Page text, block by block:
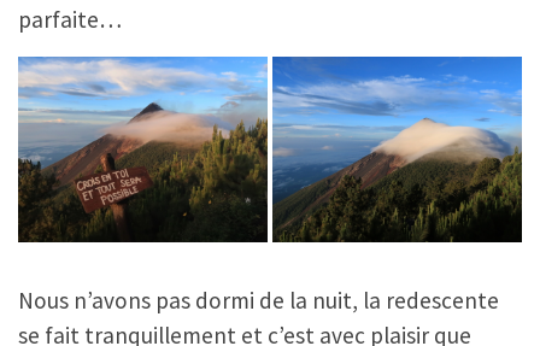
parfaite…
Nous n’avons pas dormi de la nuit, la redescente
se fait tranquillement et c’est avec plaisir que